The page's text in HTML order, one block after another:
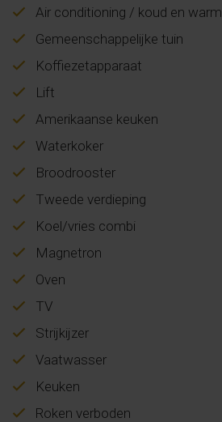
Air conditioning / koud en warm
Gemeenschappelijke tuin
Koffiezetapparaat
Lift
Amerikaanse keuken
Waterkoker
Broodrooster
Tweede verdieping
Koel/vries combi
Magnetron
Oven
TV
Strijkijzer
Vaatwasser
Keuken
Roken verboden